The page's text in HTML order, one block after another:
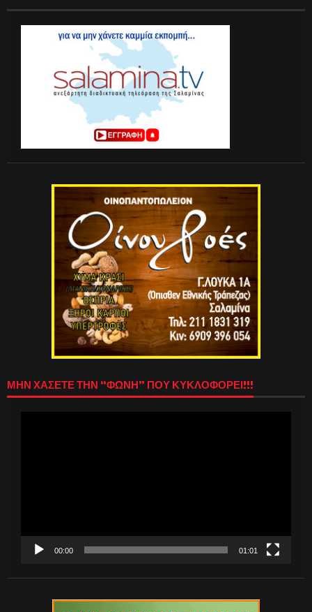
ΜΗΝ ΧΑΣΕΤΕ ΤΗΝ “ΦΩΝΗ” ΠΟΥ ΚΥΚΛΟΦΟΡΕΙ!!!
00:00 01:01